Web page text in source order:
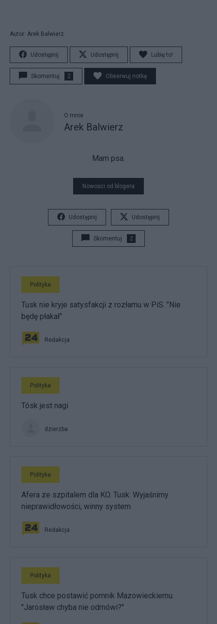
Autor: Arek Balwierz
Udostępnij Udostępnij Lubię to!
Skomentuj 2 Obserwuj notkę
O mnie
Arek Balwierz
Mam psa.
Nowości od blogera
Udostępnij Udostępnij
Skomentuj 2
Polityka
Tusk nie kryje satysfakcji z rozłamu w PiS. "Nie
będę płakał"
Redakcja
Polityka
Tósk jest nagi
dzierzba
Polityka
Afera ze szpitalem dla KO. Tusk: Wyjaśnimy
nieprawidłowości, winny system
Redakcja
Polityka
Tusk chce postawić pomnik Mazowieckiemu.
"Jarosław chyba nie odmówi?"